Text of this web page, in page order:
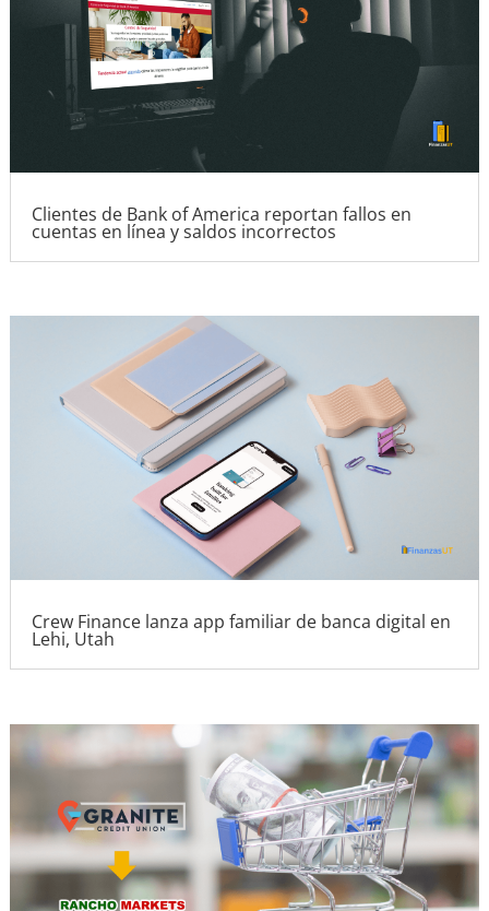
Clientes de Bank of America reportan fallos en
cuentas en línea y saldos incorrectos
Crew Finance lanza app familiar de banca digital en
Lehi, Utah